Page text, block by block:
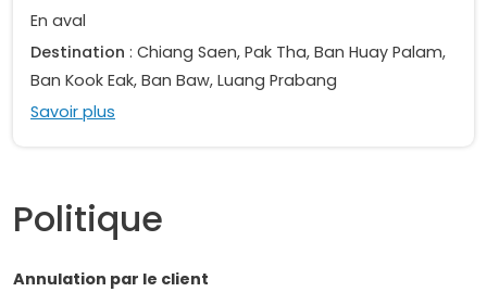
En aval
Destination : Chiang Saen, Pak Tha, Ban Huay Palam,
Ban Kook Eak, Ban Baw, Luang Prabang
Savoir plus
Politique
Annulation par le client